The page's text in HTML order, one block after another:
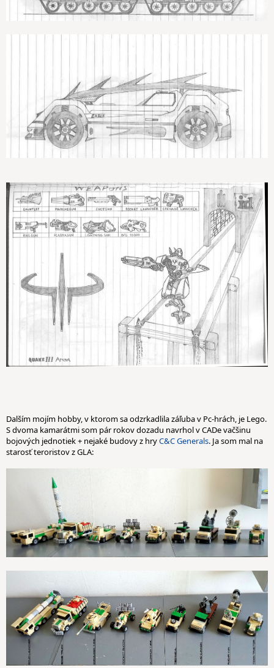
Dalším mojím hobby, v ktorom sa odzrkadlila záľuba v Pc-hrách, je Lego.
S dvoma kamarátmi som pár rokov dozadu navrhol v CADe vačšinu
bojových jednotiek + nejaké budovy z hryC&C Generals. Ja som mal na
starosť teroristov z GLA: